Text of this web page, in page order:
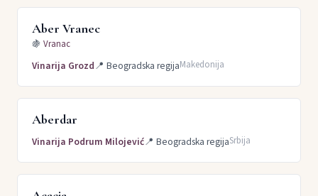
Aber Vranec
🍇 Vranac
Vinarija Grozd📍 Beogradska regijaMakedonija
Aberdar
Vinarija Podrum Milojević📍 Beogradska regijaSrbija